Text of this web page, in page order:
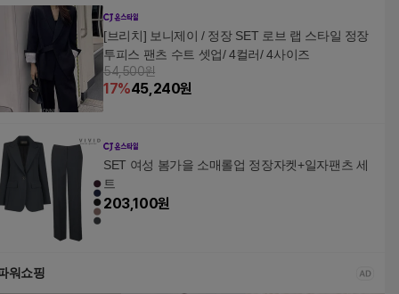
[브리치] 보니제이 / 정장 SET 로브 랩 스타일 정장
투피스 팬츠 수트 셋업/ 4컬러/ 4사이즈
54,500원
17%45,240원
SET 여성 봄가을 소매롤업 정장자켓+일자팬츠 세
트
203,100원
워쇼핑